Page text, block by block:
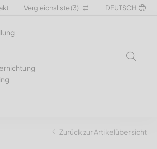
Vergleichsliste (3) DEUTSCH
Zurück zur Artikelübersicht